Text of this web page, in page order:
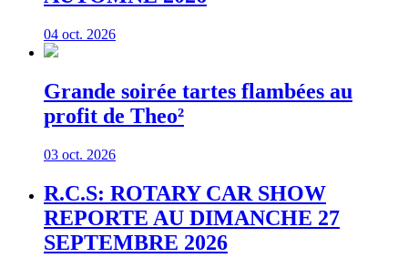
04 oct. 2026
Grande soirée tartes flambées au
profit de Theo²
03 oct. 2026
R.C.S: ROTARY CAR SHOW
REPORTE AU DIMANCHE 27
SEPTEMBRE 2026